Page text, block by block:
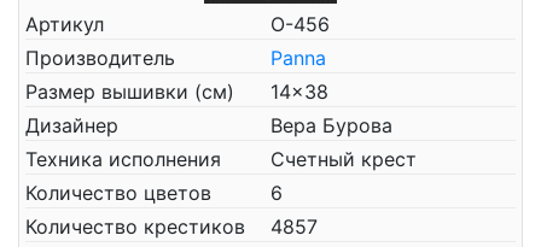
Артикул
О-456
Производитель
Panna
Размер вышивки (см)
14x38
Дизайнер
Вера Бурова
Техника исполнения
Счетный крест
Количество цветов
6
Количество крестиков
4857